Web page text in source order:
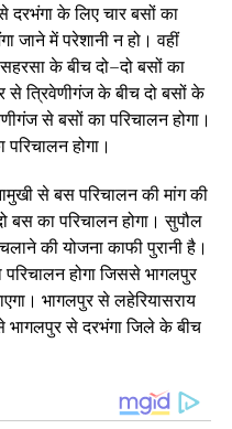
के लिए चार बसों का
जाने में परेशानी न हो। वहीं
के बीच दो–दो बसों का
से त्रिवेणीगंज के बीच दो बसों के
से बसों का परिचालन होगा।
होगा।
से बस परिचालन की मांग की
बस का परिचालन होगा। सुपौल
की योजना काफी पुरानी है।
होगा जिससे भागलपुर
भागलपुर से लहेरियासराय
भागलपुर से दरभंगा जिले के बीच